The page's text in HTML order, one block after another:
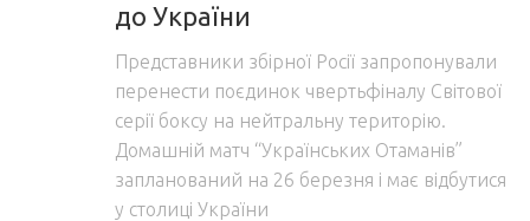
до України
Представники збірної Росії запропонували
перенести поєдинок чвертьфіналу Світової
серії боксу на нейтральну територію.
Домашній матч “Українських Отаманів”
запланований на 26 березня і має відбутися
у столиці України